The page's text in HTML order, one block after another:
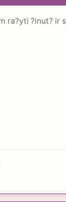
ra?yti ?inut? ir